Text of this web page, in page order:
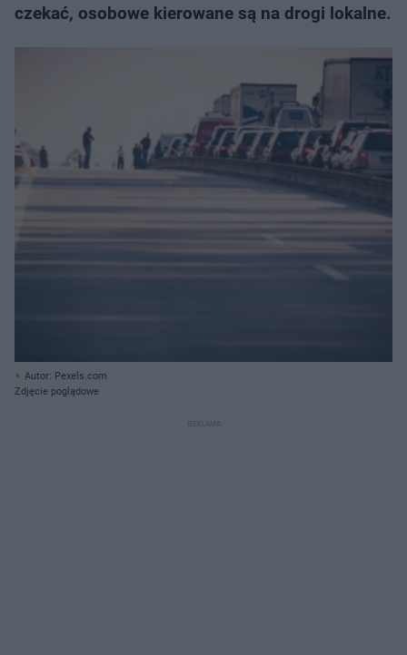
czekać, osobowe kierowane są na drogi lokalne.
Autor: Pexels.com
Zdjęcie poglądowe